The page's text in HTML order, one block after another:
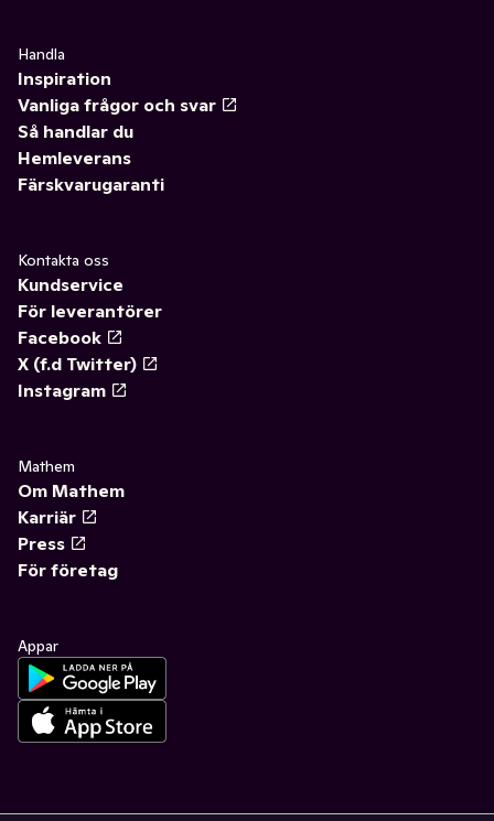
Handla
Inspiration
Vanliga frågor och svar
Så handlar du
Hemleverans
Färskvarugaranti
Kontakta oss
Kundservice
För leverantörer
Facebook
X (f.d Twitter)
Instagram
Mathem
Om Mathem
Karriär
Press
För företag
Appar